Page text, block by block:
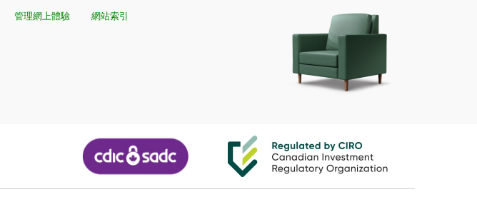
管理網上體驗 網站索引